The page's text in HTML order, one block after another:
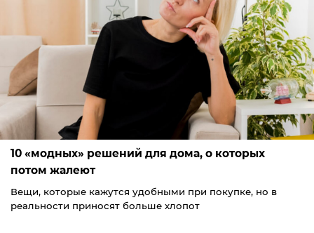
10 «модных» решений для дома, о которых
потом жалеют
Вещи, которые кажутся удобными при покупке, но в
реальности приносят больше хлопот